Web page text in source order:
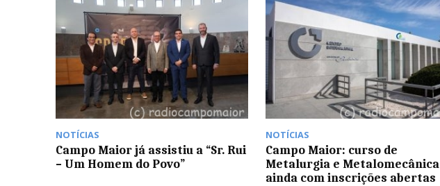
NOTÍCIAS
Campo Maior já assistiu a “Sr. Rui
– Um Homem do Povo”
NOTÍCIAS
Campo Maior: curso de
Metalurgia e Metalomecânica
ainda com inscrições abertas